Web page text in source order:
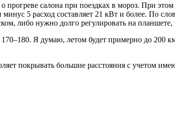
салона при поездках в мороз. При этом
5 расход составляет 21 кВт и более. По
либо нужно долго регулировать на
Я думаю, летом будет примерно до 200
покрывать большие расстояния с учетом